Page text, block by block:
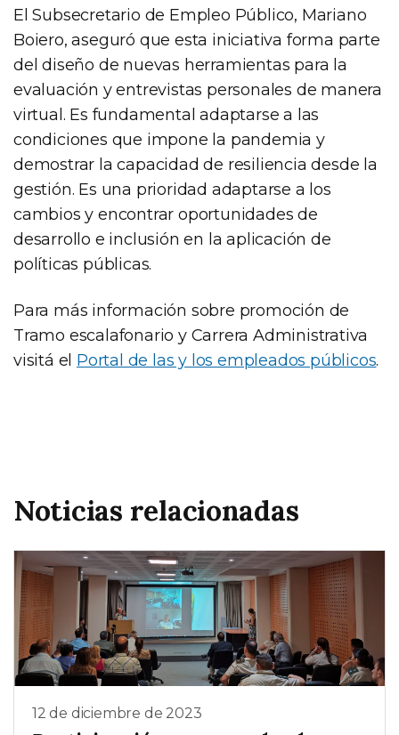
El Subsecretario de Empleo Público, Mariano
Boiero, aseguró que esta iniciativa forma parte
del diseño de nuevas herramientas para la
evaluación y entrevistas personales de manera
virtual. Es fundamental adaptarse a las
condiciones que impone la pandemia y
demostrar la capacidad de resiliencia desde la
gestión. Es una prioridad adaptarse a los
cambios y encontrar oportunidades de
desarrollo e inclusión en la aplicación de
políticas públicas.
Para más información sobre promoción de
Tramo escalafonario y Carrera Administrativa
visitá el Portal de las y los empleados públicos.
Noticias relacionadas
12 de diciembre de 2023